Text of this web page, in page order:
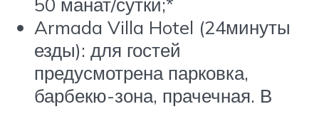
Armada Villa Hotel (24минуты
езды): для гостей
предусмотрена парковка,
барбекю-зона, прачечная. В